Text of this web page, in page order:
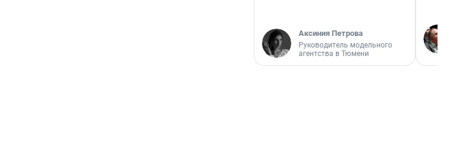
Аксиния Петрова
Руководитель модельного
агентства в Тюмени